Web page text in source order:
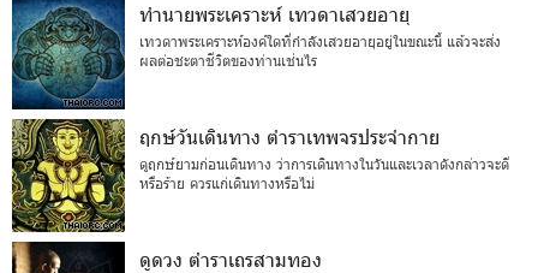
ทำนายพระเคราะห์ เทวดาเสวยอายุ
เทวดาพระเคราะห์องค์ใดที่กำลังเสวยอายุอยู่ในขณะนี้ แล้วจะส่ง
ผลต่อชะตาชีวิตของท่านเช่นไร
ฤกษ์วันเดินทาง ตำราเทพจรประจำกาย
ดูฤกษ์ยามก่อนเดินทาง ว่าการเดินทางในวันและเวลาดังกล่าวจะดี
หรือร้าย ควรแก่เดินทางหรือไม่
ดูดวง ตำราเถรสามทอง